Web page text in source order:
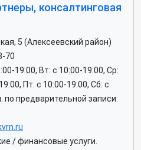
консалтинговая
5 (Алексеевский район)
70
19:00, Вт: c 10:00-19:00, Ср:
Пт: c 10:00-19:00, Сб: c
по предварительной записи:
/ финансовые услуги.